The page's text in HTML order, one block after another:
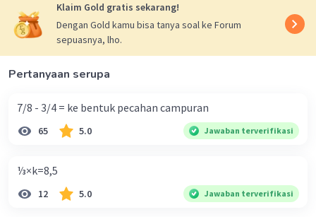
Klaim Gold gratis sekarang!
Dengan Gold kamu bisa tanya soal ke Forum
sepuasnya, lho.
Pertanyaan serupa
7/8 - 3/4 = ke bentuk pecahan campuran
65 5.0 Jawaban terverifikasi
⅓×k=8,5
12 5.0 Jawaban terverifikasi